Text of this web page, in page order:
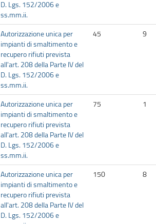
D. Lgs. 152/2006 e
ss.mm.ii.
Autorizzazione unica per
impianti di smaltimento e
recupero rifiuti prevista
all'art. 208 della Parte IV del
D. Lgs. 152/2006 e
ss.mm.ii.
45 9
Autorizzazione unica per
impianti di smaltimento e
recupero rifiuti prevista
all'art. 208 della Parte IV del
D. Lgs. 152/2006 e
ss.mm.ii.
75 1
Autorizzazione unica per
impianti di smaltimento e
recupero rifiuti prevista
all'art. 208 della Parte IV del
D. Lgs. 152/2006 e
150 8